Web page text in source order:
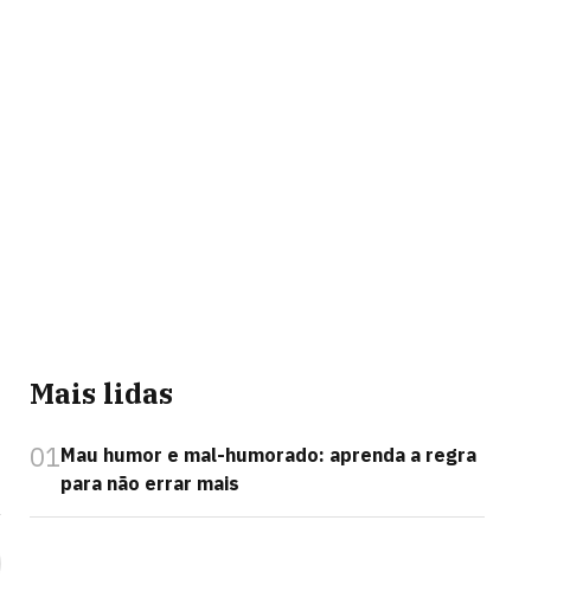
Mais lidas
01Mau humor e mal-humorado: aprenda a regra
para não errar mais